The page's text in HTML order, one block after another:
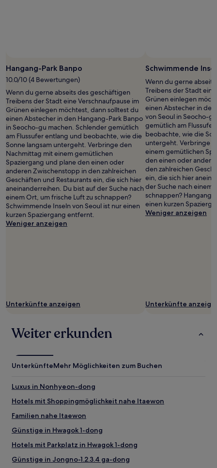
Hangang-Park Banpo
10.0/10 (4 Bewertungen)
Wenn du gerne abseits des geschäftigen
Treibens der Stadt eine Verschnaufpause im
Grünen einlegen möchtest, dann solltest du
einen Abstecher in den Hangang-Park Banpo
in Seocho-gu machen. Schlender gemütlich
am Flussufer entlang und beobachte, wie die
Sonne langsam untergeht. Verbringe den
Nachmittag mit einem gemütlichen
Spaziergang und plane den einen oder
anderen Zwischenstopp in den zahlreichen
Geschäften und Restaurants ein, die sich hier
aneinanderreihen. Du bist auf der Suche nach
einem Ort, um frische Luft zu schnappen?
Schwimmende Inseln von Seoul ist nur einen
kurzen Spaziergang entfernt.
Weniger anzeigen
Unterkünfte anzeigen
Schwimmende
Wenn du gerne
Treibens der Stadt
Grünen einlegen
einen Abstecher in
von Seoul in Seocho-
gemütlich am
beobachte, wie die
untergeht. Verbringe
einem gemütlichen
den einen oder
den zahlreichen
ein, die sich hier
der Suche nach einem
schnappen? Hangang-
einen kurzen
Weniger anzeigen
Unterkünfte
Weiter erkunden
UnterkünfteMehr Möglichkeiten zum Buchen
Luxus in Nonhyeon-dong
Hotels mit Shoppingmöglichkeit nahe Itaewon
Familien nahe Itaewon
Günstige in Hwagok 1-dong
Hotels mit Parkplatz in Hwagok 1-dong
Günstige in Jongno-1.2.3.4 ga-dong